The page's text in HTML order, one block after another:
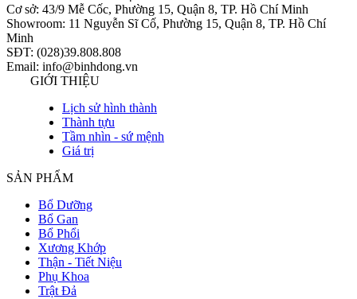
Cơ sở: 43/9 Mễ Cốc, Phường 15, Quận 8, TP. Hồ Chí Minh
Showroom: 11 Nguyễn Sĩ Cố, Phường 15, Quận 8, TP. Hồ Chí
Minh
SĐT: (028)39.808.808
Email: info@binhdong.vn
GIỚI THIỆU
Lịch sử hình thành
Thành tựu
Tầm nhìn - sứ mệnh
Giá trị
SẢN PHẨM
Bổ Dưỡng
Bổ Gan
Bổ Phổi
Xương Khớp
Thận - Tiết Niệu
Phụ Khoa
Trật Đả